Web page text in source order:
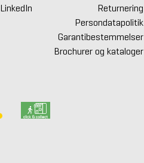
LinkedIn
Returnering
Persondatapolitik
Garantibestemmelser
Brochurer og kataloger